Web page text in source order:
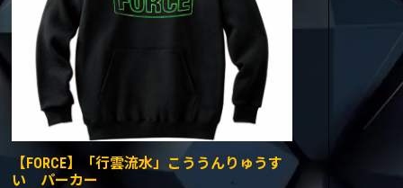
【FORCE】「行雲流水」こううんりゅうす
い パーカー